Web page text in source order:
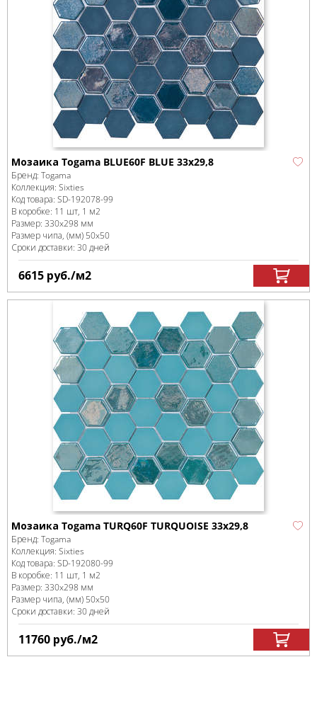
Мозаика Togama BLUE60F BLUE 33x29,8
Бренд: Togama
Коллекция: Sixties
Код товара: SD-192078-99
В коробке: 11 шт, 1 м2
Размер: 330x298 мм
Размер чипа, (мм) 50x50
Сроки доставки: 30 дней
6615 руб./м2
Мозаика Togama TURQ60F TURQUOISE 33x29,8
Бренд: Togama
Коллекция: Sixties
Код товара: SD-192080-99
В коробке: 11 шт, 1 м2
Размер: 330x298 мм
Размер чипа, (мм) 50x50
Сроки доставки: 30 дней
11760 руб./м2